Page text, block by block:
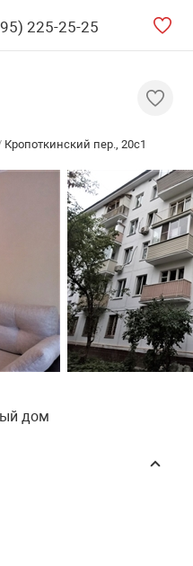
225-25-25
Кропоткинский пер., 20с1
дом